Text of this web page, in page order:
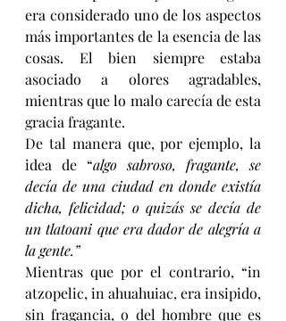
era considerado uno de los aspectos
más importantes de la esencia de las
cosas. El bien siempre estaba
asociado a olores agradables,
mientras que lo malo carecía de esta
gracia fragante.
De tal manera que, por ejemplo, la
idea de “algo sabroso, fragante, se
decía de una ciudad en donde existía
dicha, felicidad; o quizás se decía de
un tlatoani que era dador de alegría a
la gente.”
Mientras que por el contrario, “in
atzopelic, in ahuahuiac, era insipido,
sin fragancia, o del hombre que es